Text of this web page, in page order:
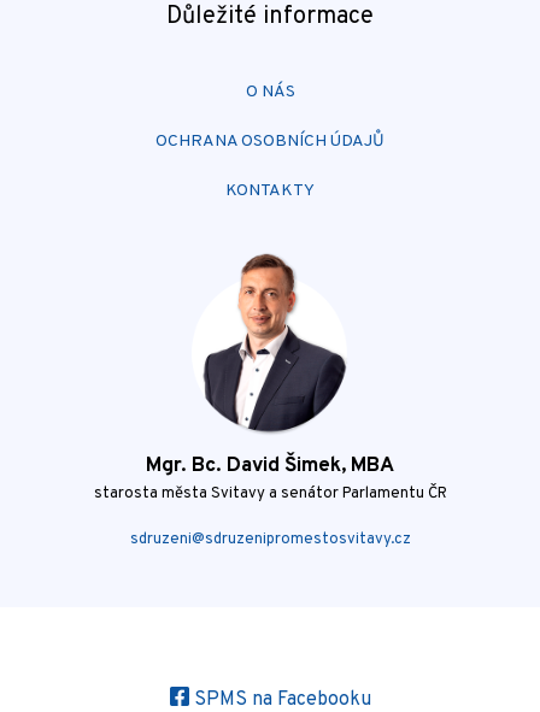
Důležité informace
O NÁS
OCHRANA OSOBNÍCH ÚDAJŮ
KONTAKTY
Mgr. Bc. David Šimek, MBA
starosta města Svitavy a senátor Parlamentu ČR
sdruzeni@sdruzenipromestosvitavy.cz
SPMS na Facebooku